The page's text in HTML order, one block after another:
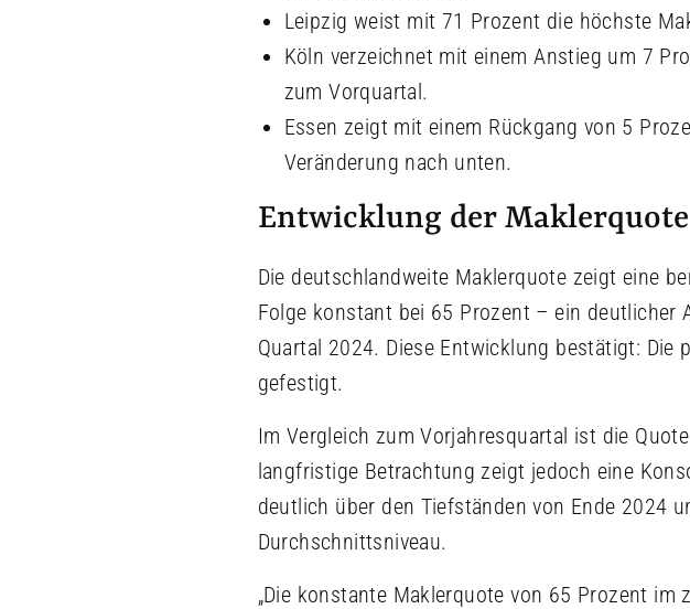
Leipzig weist mit 71 Prozent die höchste
Köln verzeichnet mit einem Anstieg um 7
zum Vorquartal.
Essen zeigt mit einem Rückgang von 5
Veränderung nach unten.
Entwicklung der Maklerquote
Die deutschlandweite Maklerquote zeigt eine
Folge konstant bei 65 Prozent – ein
Quartal 2024. Diese Entwicklung bestätigt: Die
gefestigt.
Im Vergleich zum Vorjahresquartal ist die
langfristige Betrachtung zeigt jedoch eine
deutlich über den Tiefständen von Ende 2024
Durchschnittsniveau.
„Die konstante Maklerquote von 65 Prozent